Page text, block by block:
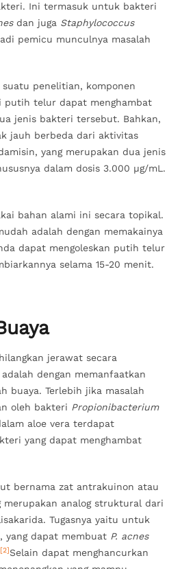
Ini termasuk untuk bakteri
dan juga Staphylococcus
pemicu munculnya masalah
suatu penelitian, komponen
putih telur dapat menghambat
jenis bakteri tersebut. Bahkan,
jauh berbeda dari aktivitas
yang merupakan dua jenis
dalam dosis 3.000 μg/mL.
bahan alami ini secara topikal.
adalah dengan memakainya
dapat mengoleskan putih telur
selama 15-20 menit.
jerawat secara
dengan memanfaatkan
buaya. Terlebih jika masalah
oleh bakteri Propionibacterium
aloe vera terdapat
yang dapat menghambat
bernama zat antrakuinon atau
merupakan analog struktural dari
Tugasnya yaitu untuk
yang dapat membuat P. acnes
[2]Selain dapat menghancurkan